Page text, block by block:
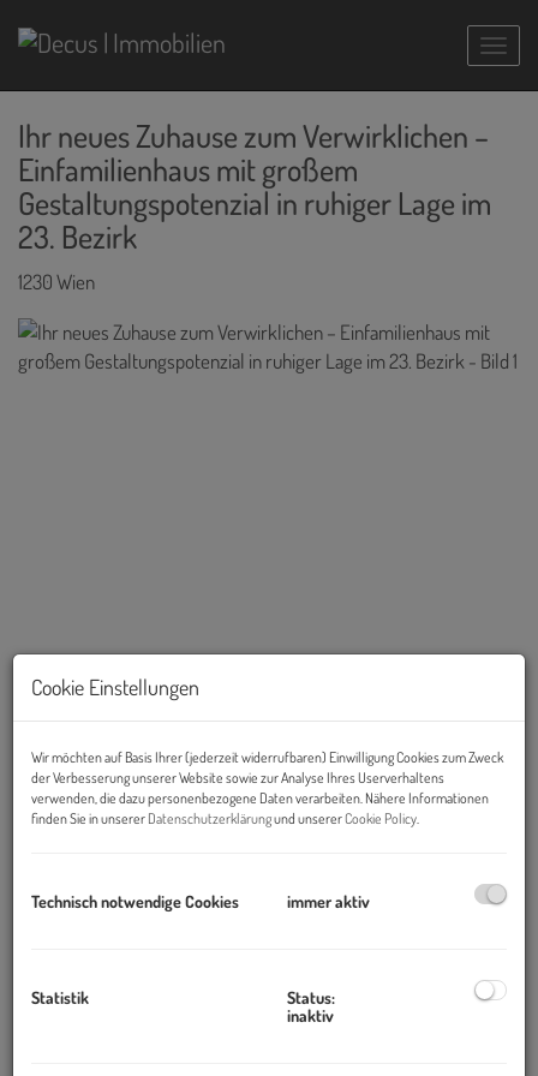
Ihr neues Zuhause zum Verwirklichen –
Einfamilienhaus mit großem
Gestaltungspotenzial in ruhiger Lage im
23. Bezirk
1230 Wien
Beschreibung
Cookie Einstellungen
Wir möchten auf Basis Ihrer (jederzeit widerrufbaren) Einwilligung Cookies zum Zweck
der Verbesserung unserer Website sowie zur Analyse Ihres Userverhaltens
verwenden, die dazu personenbezogene Daten verarbeiten. Nähere Informationen
finden Sie in unserer Datenschutzerklärungund unsererCookie Policy.
Technisch notwendige Cookies immer aktiv
Statistik
Status:
inaktiv